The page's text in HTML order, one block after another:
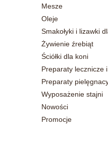
Mesze
Oleje
Smakołyki i lizawki
Żywienie źrebiąt
Ściółki dla koni
Preparaty lecznicze
Preparaty
Wyposażenie stajni
Nowości
Promocje